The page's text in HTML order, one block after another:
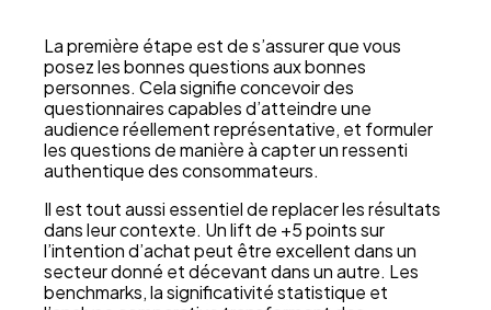
La première étape est de s’assurer que vous
posez les bonnes questions aux bonnes
personnes. Cela signifie concevoir des
questionnaires capables d’atteindre une
audience réellement représentative, et formuler
les questions de manière à capter un ressenti
authentique des consommateurs.
Il est tout aussi essentiel de replacer les résultats
dans leur contexte. Un lift de +5 points sur
l’intention d’achat peut être excellent dans un
secteur donné et décevant dans un autre. Les
benchmarks, la significativité statistique et